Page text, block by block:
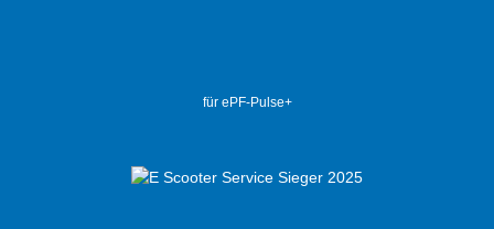
für ePF-Pulse+